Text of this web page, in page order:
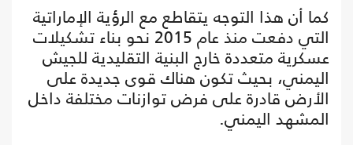
كما أن هذا التوجه يتقاطع مع الرؤية الإماراتية
التي دفعت منذ عام 2015 نحو بناء تشكيلات
عسكرية متعددة خارج البنية التقليدية للجيش
اليمني، بحيث تكون هناك قوى جديدة على
الأرض قادرة على فرض توازنات مختلفة داخل
المشهد اليمني.